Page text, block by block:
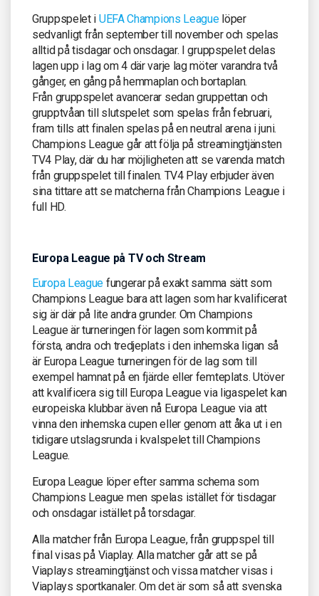
Gruppspelet i UEFA Champions Leaguelöper
sedvanligt från september till november och spelas
alltid på tisdagar och onsdagar. I gruppspelet delas
lagen upp i lag om 4 där varje lag möter varandra två
gånger, en gång på hemmaplan och bortaplan.
Från gruppspelet avancerar sedan gruppettan och
grupptvåan till slutspelet som spelas från februari,
fram tills att finalen spelas på en neutral arena i juni.
Champions League går att följa på streamingtjänsten
TV4 Play, där du har möjligheten att se varenda match
från gruppspelet till finalen. TV4 Play erbjuder även
sina tittare att se matcherna från Champions League i
full HD.
Europa League på TV och Stream
Europa League fungerar på exakt samma sätt som
Champions League bara att lagen som har kvalificerat
sig är där på lite andra grunder. Om Champions
League är turneringen för lagen som kommit på
första, andra och tredjeplats i den inhemska ligan så
är Europa League turneringen för de lag som till
exempel hamnat på en fjärde eller femteplats. Utöver
att kvalificera sig till Europa League via ligaspelet kan
europeiska klubbar även nå Europa League via att
vinna den inhemska cupen eller genom att åka ut i en
tidigare utslagsrunda i kvalspelet till Champions
League.
Europa League löper efter samma schema som
Champions League men spelas istället för tisdagar
och onsdagar istället på torsdagar.
Alla matcher från Europa League, från gruppspel till
final visas på Viaplay. Alla matcher går att se på
Viaplays streamingtjänst och vissa matcher visas i
Viaplays sportkanaler. Om det är som så att svenska